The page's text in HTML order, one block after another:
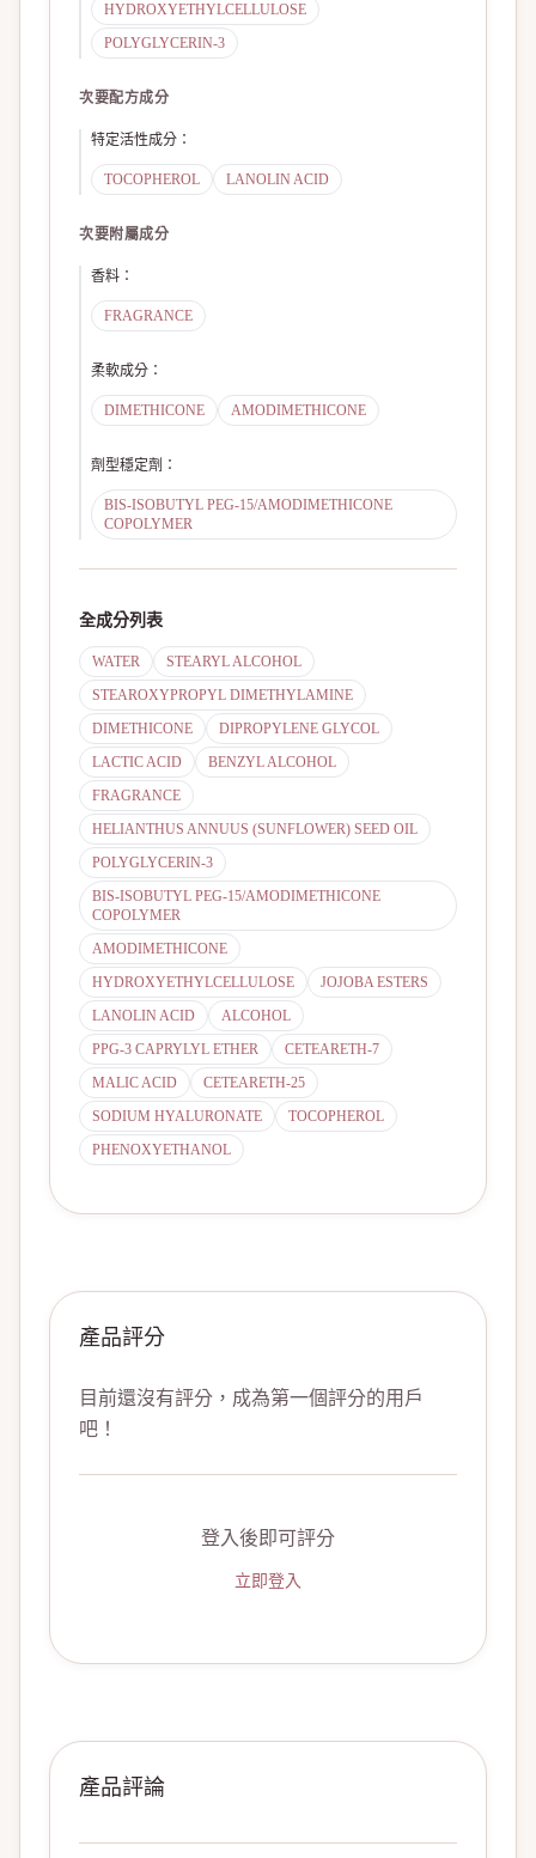
HYDROXYETHYLCELLULOSE
POLYGLYCERIN-3
次要配方成分
特定活性成分 ：
TOCOPHEROL LANOLIN ACID
次要附屬成分
香料 ：
FRAGRANCE
柔軟成分 ：
DIMETHICONE AMODIMETHICONE
劑型穩定劑 ：
BIS-ISOBUTYL PEG-15/AMODIMETHICONE
COPOLYMER
全成分列表
WATER
STEARYL ALCOHOL
STEAROXYPROPYL DIMETHYLAMINE
DIMETHICONE
DIPROPYLENE GLYCOL
LACTIC ACID
BENZYL ALCOHOL
FRAGRANCE
HELIANTHUS ANNUUS (SUNFLOWER) SEED OIL
POLYGLYCERIN-3
BIS-ISOBUTYL PEG-15/AMODIMETHICONE
COPOLYMER
AMODIMETHICONE
HYDROXYETHYLCELLULOSE
JOJOBA ESTERS
LANOLIN ACID
ALCOHOL
PPG-3 CAPRYLYL ETHER
CETEARETH-7
MALIC ACID
CETEARETH-25
SODIUM HYALURONATE
TOCOPHEROL
PHENOXYETHANOL
產品評分
目前還沒有評分，成為第一個評分的用戶
吧！
登入後即可評分
立即登入
產品評論